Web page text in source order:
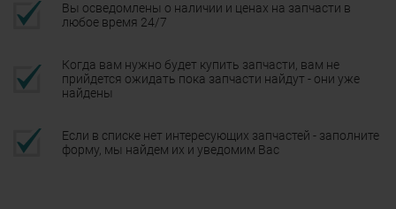
Вы осведомлены о наличии и ценах на запчасти в
любое время 24/7
Когда вам нужно будет купить запчасти, вам не
прийдется ожидать пока запчасти найдут - они уже
найдены
Если в списке нет интересующих запчастей - заполните
форму, мы найдем их и уведомим Вас